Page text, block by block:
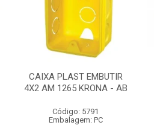
CAIXA PLAST EMBUTIR
4X2 AM 1265 KRONA - AB
Código: 5791
Embalagem: PC